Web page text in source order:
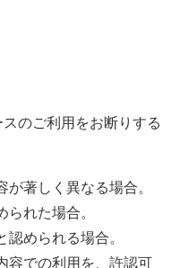
のご利用をお断りする
著しく異なる場合。
れた場合。
められる場合。
容での利用を、許認可